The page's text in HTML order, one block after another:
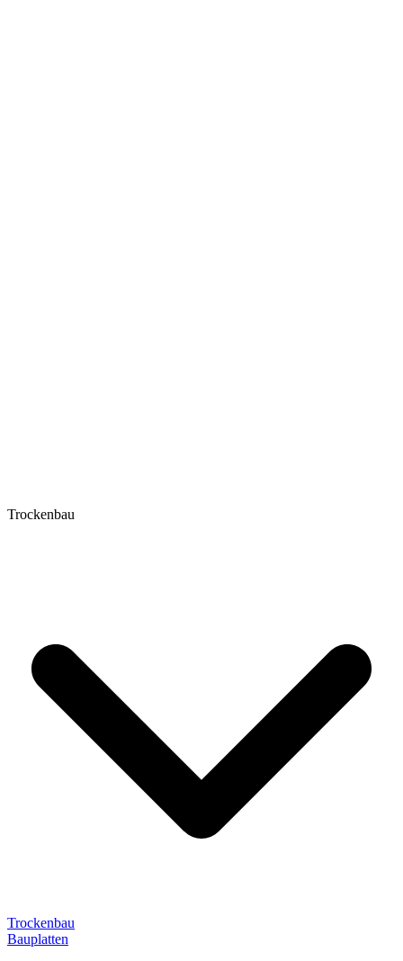
Trockenbau
Trockenbau
Bauplatten